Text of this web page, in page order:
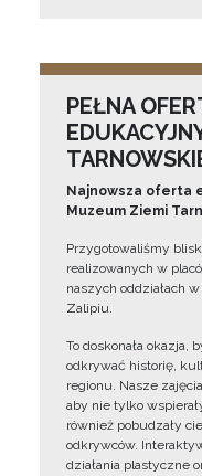
PEŁNA
Najnowsza oferta
Muzeum Ziemi
Przygotowaliśmy
realizowanych w
naszych oddziałach
Zalipiu.
To doskonała okazja,
odkrywać historię,
regionu. Nasze
aby nie tylko
również pobudzały
odkrywców.
działania plastyczne